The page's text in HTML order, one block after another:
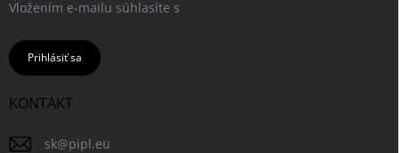
Vložením e-mailu súhlasíte s
Prihlásiť sa
KONTAKT
sk@pipl.eu